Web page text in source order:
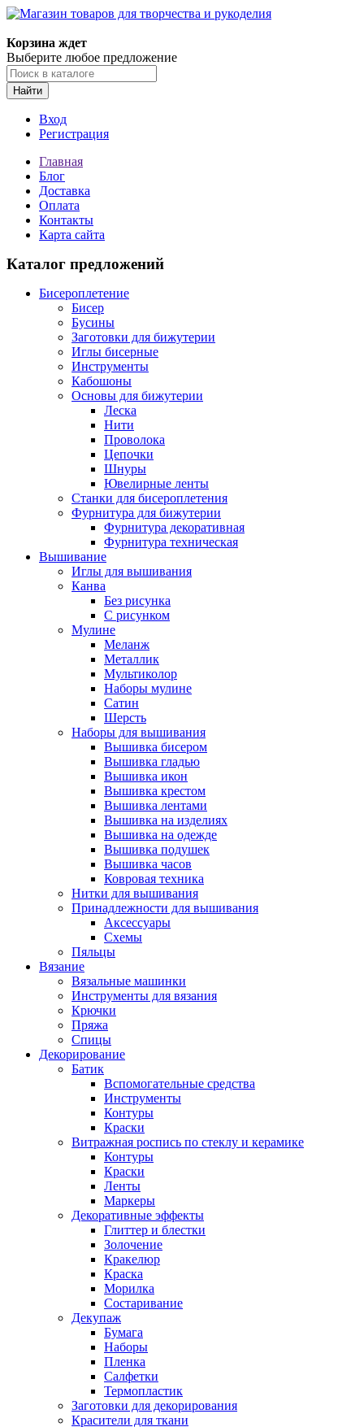
Корзина ждет
Выберите любое предложение
Найти
Вход
Регистрация
Главная
Блог
Доставка
Оплата
Контакты
Карта сайта
Каталог предложений
Бисероплетение
Бисер
Бусины
Заготовки для бижутерии
Иглы бисерные
Инструменты
Кабошоны
Основы для бижутерии
Леска
Нити
Проволока
Цепочки
Шнуры
Ювелирные ленты
Станки для бисероплетения
Фурнитура для бижутерии
Фурнитура декоративная
Фурнитура техническая
Вышивание
Иглы для вышивания
Канва
Без рисунка
С рисунком
Мулине
Меланж
Металлик
Мультиколор
Наборы мулине
Сатин
Шерсть
Наборы для вышивания
Вышивка бисером
Вышивка гладью
Вышивка икон
Вышивка крестом
Вышивка лентами
Вышивка на изделиях
Вышивка на одежде
Вышивка подушек
Вышивка часов
Ковровая техника
Нитки для вышивания
Принадлежности для вышивания
Аксессуары
Схемы
Пяльцы
Вязание
Вязальные машинки
Инструменты для вязания
Крючки
Пряжа
Спицы
Декорирование
Батик
Вспомогательные средства
Инструменты
Контуры
Краски
Витражная роспись по стеклу и керамике
Контуры
Краски
Ленты
Маркеры
Декоративные эффекты
Глиттер и блестки
Золочение
Кракелюр
Краска
Морилка
Состаривание
Декупаж
Бумага
Наборы
Пленка
Салфетки
Термопластик
Заготовки для декорирования
Красители для ткани